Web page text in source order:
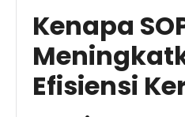
Kenapa
Efisiensi